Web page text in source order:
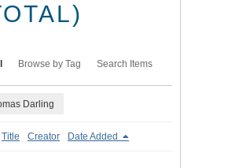
Browse by Tag Search Items
Darling
Title Creator Date Added